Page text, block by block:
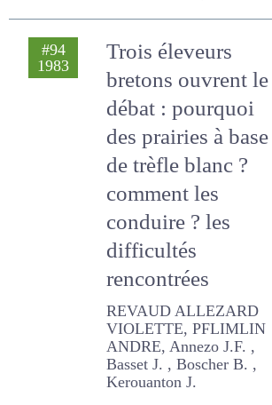
Kerouanton J. , Le Viol B.
#94
Trois éleveurs
bretons ouvrent le
débat : pourquoi
des prairies à base
de trèfle blanc ?
comment les
conduire ? les
difficultés
rencontrées
REVAUD ALLEZARD
VIOLETTE, PFLIMLIN ANDRE,
Annezo J.F. , Basset J. ,
Boscher B. , Kerouanton J.